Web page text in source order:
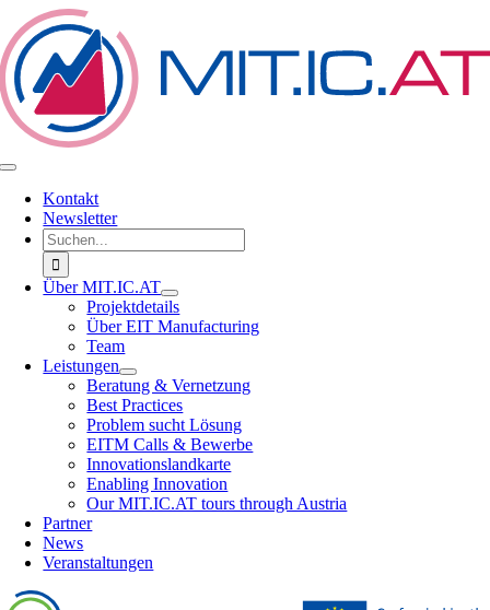
Zum
Inhalt
springen
Toggle
NavigationKontakt
Newsletter
Suche
nach:
Über MIT.IC.AT
Projektdetails
Über EIT Manufacturing
Team
Leistungen
Beratung & Vernetzung
Best Practices
Problem sucht Lösung
EITM Calls & Bewerbe
Innovationslandkarte
Enabling Innovation
Our MIT.IC.AT tours through Austria
Partner
News
Veranstaltungen